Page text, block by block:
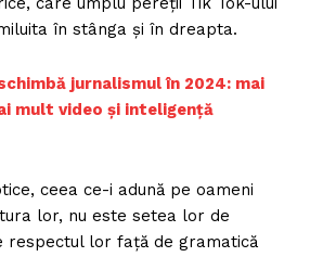
în stânga și în dreapta.
jurnalismul în 2024: mai
mult video și inteligență
ceea ce-i adună pe oameni
lor, nu este setea lor de
respectul lor față de gramatică